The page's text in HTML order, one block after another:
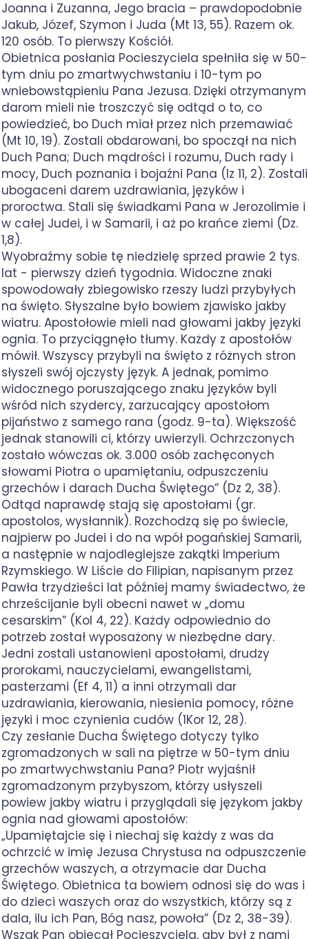
Joanna i Zuzanna, Jego bracia – prawdopodobnie
Jakub, Józef, Szymon i Juda (Mt 13, 55). Razem ok.
120 osób. To pierwszy Kościół.
Obietnica posłania Pocieszyciela spełniła się w 50-
tym dniu po zmartwychwstaniu i 10-tym po
wniebowstąpieniu Pana Jezusa. Dzięki otrzymanym
darom mieli nie troszczyć się odtąd o to, co
powiedzieć, bo Duch miał przez nich przemawiać
(Mt 10, 19). Zostali obdarowani, bo spoczął na nich
Duch Pana; Duch mądrości i rozumu, Duch rady i
mocy, Duch poznania i bojaźni Pana (Iz 11, 2). Zostali
ubogaceni darem uzdrawiania, języków i
proroctwa. Stali się świadkami Pana w Jerozolimie i
w całej Judei, i w Samarii, i aż po krańce ziemi (Dz.
1,8).
Wyobraźmy sobie tę niedzielę sprzed prawie 2 tys.
lat - pierwszy dzień tygodnia. Widoczne znaki
spowodowały zbiegowisko rzeszy ludzi przybyłych
na święto. Słyszalne było bowiem zjawisko jakby
wiatru. Apostołowie mieli nad głowami jakby języki
ognia. To przyciągnęło tłumy. Każdy z apostołów
mówił. Wszyscy przybyli na święto z różnych stron
słyszeli swój ojczysty język. A jednak, pomimo
widocznego poruszającego znaku języków byli
wśród nich szydercy, zarzucający apostołom
pijaństwo z samego rana (godz. 9-ta). Większość
jednak stanowili ci, którzy uwierzyli. Ochrzczonych
zostało wówczas ok. 3.000 osób zachęconych
słowami Piotra o upamiętaniu, odpuszczeniu
grzechów i darach Ducha Świętego” (Dz 2, 38).
Odtąd naprawdę stają się apostołami (gr.
apostolos, wysłannik). Rozchodzą się po świecie,
najpierw po Judei i do na wpół pogańskiej Samarii,
a następnie w najodleglejsze zakątki Imperium
Rzymskiego. W Liście do Filipian, napisanym przez
Pawła trzydzieści lat później mamy świadectwo, że
chrześcijanie byli obecni nawet w „domu
cesarskim” (Kol 4, 22). Każdy odpowiednio do
potrzeb został wyposażony w niezbędne dary.
Jedni zostali ustanowieni apostołami, drudzy
prorokami, nauczycielami, ewangelistami,
pasterzami (Ef 4, 11) a inni otrzymali dar
uzdrawiania, kierowania, niesienia pomocy, różne
języki i moc czynienia cudów (1Kor 12, 28).
Czy zesłanie Ducha Świętego dotyczy tylko
zgromadzonych w sali na piętrze w 50-tym dniu
po zmartwychwstaniu Pana? Piotr wyjaśnił
zgromadzonym przybyszom, którzy usłyszeli
powiew jakby wiatru i przyglądali się językom jakby
ognia nad głowami apostołów:
„Upamiętajcie się i niechaj się każdy z was da
ochrzcić w imię Jezusa Chrystusa na odpuszczenie
grzechów waszych, a otrzymacie dar Ducha
Świętego. Obietnica ta bowiem odnosi się do was i
do dzieci waszych oraz do wszystkich, którzy są z
dala, ilu ich Pan, Bóg nasz, powoła” (Dz 2, 38-39).
Wszak Pan obiecał Pocieszyciela, aby był z nami